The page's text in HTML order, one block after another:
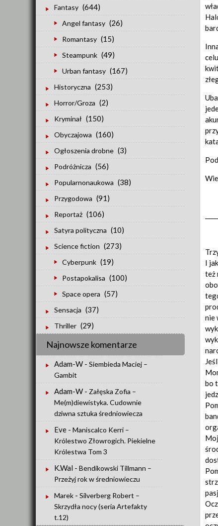
I
też
nie
bo
Fantasy (644)
Angel fantasy (26)
Romantasy (15)
Steampunk (49)
Urban fantasy (167)
Historyczna (253)
Horror/Groza (2)
Kryminał (150)
Obyczajowa (160)
Ogłoszenia drobne (3)
Podróżnicza (56)
Popularnonaukowa (38)
Przygodowa (91)
Reportaż (106)
Satyra polityczna (10)
Science fiction (273)
Cyberpunk (19)
Postapokalisa (100)
Space opera (57)
Sensacja (37)
Thriller (29)
Najnowsze komentarze
Adam-W - Siembieda Maciej –
Gambit
Adam-W - Załęska Zofia –
Me(m)diewistyka. Cudownie
dziwna sztuka średniowiecza
Eve - Maniscalco Kerri –
Królestwo Złowrogich. Piekielne
Królestwa Tom 3
K.Wal - Bendikowski Tillmann –
Przeżyj rok w średniowieczu
Marek - Silverberg Robert –
Skrzydła nocy (seria Artefakty
t.12)